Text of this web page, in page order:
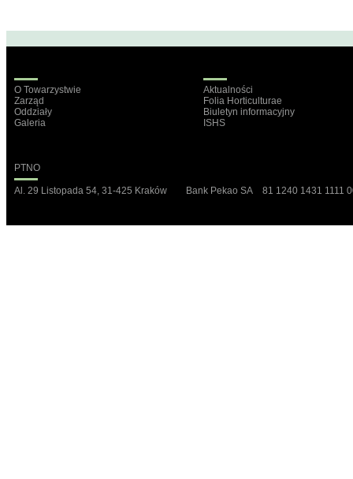
O Towarzystwie
Zarząd
Oddziały
Galeria
Aktualności
Folia Horticulturae
Biuletyn informacyjny
ISHS
PTNO
Al. 29 Listopada 54, 31-425 Kraków Bank Pekao SA 81 1240 1431 1111